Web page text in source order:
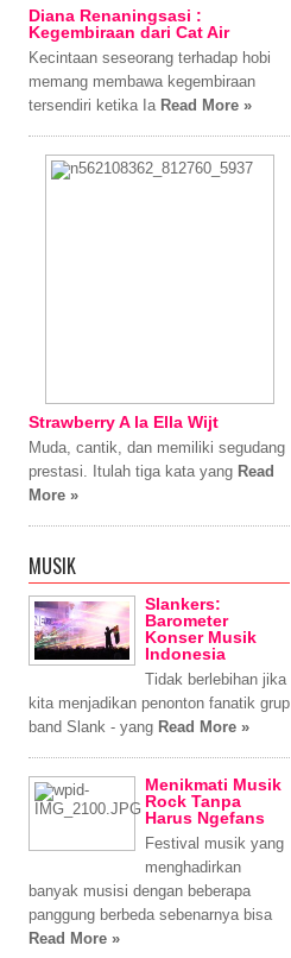
Diana Renaningsasi :
Kegembiraan dari Cat Air
Kecintaan seseorang terhadap hobi
memang membawa kegembiraan
tersendiri ketika Ia Read More »
Strawberry A la Ella Wijt
Muda, cantik, dan memiliki segudang
prestasi. Itulah tiga kata yang Read
More »
MUSIK
Slankers:
Barometer
Konser Musik
Indonesia
Tidak berlebihan jika
kita menjadikan penonton fanatik grup
band Slank - yang Read More »
Menikmati Musik
Rock Tanpa
Harus Ngefans
Festival musik yang
menghadirkan
banyak musisi dengan beberapa
panggung berbeda sebenarnya bisa
Read More »